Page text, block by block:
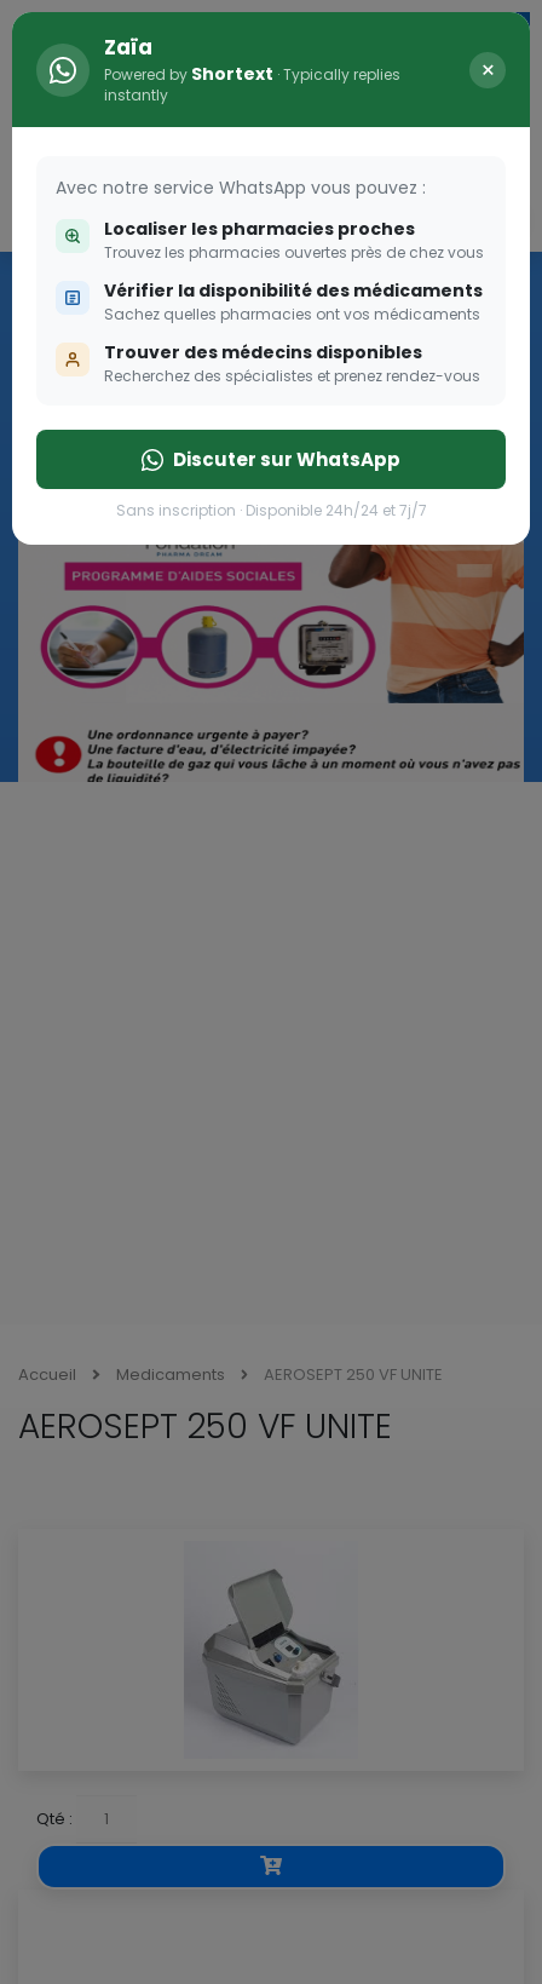
Les aides sociales Pharma
Dream
Les aides sociales Pharma Dream, des aides qui tombent à
Go
Accueil Medicaments AEROSEPT 250 VF UNITE
AEROSEPT 250 VF UNITE
Qté :
Zaïa
Powered by Shortext · Typically replies
instantly
×
Avec notre service WhatsApp vous pouvez :
Localiser les pharmacies proches
Trouvez les pharmacies ouvertes près de chez vous
Vérifier la disponibilité des médicaments
Sachez quelles pharmacies ont vos médicaments
Trouver des médecins disponibles
Recherchez des spécialistes et prenez rendez-vous
Discuter sur WhatsApp
Sans inscription · Disponible 24h/24 et 7j/7